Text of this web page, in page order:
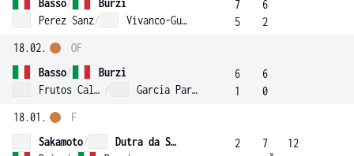
Perez Sanz/ Vivanco-Guzman
7
5
6
2
18.02.
Basso/
Burzi
Frutos Calatayud / Garcia Pardo
OF
6
1
6
0
18.01.
Sakamoto/
Dutra da Silva
F
2
7
12